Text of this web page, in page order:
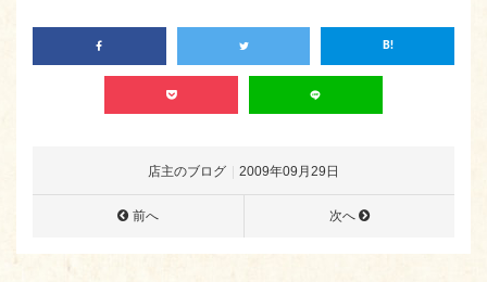
店主のブログ 2009年09月29日
前へ 次へ